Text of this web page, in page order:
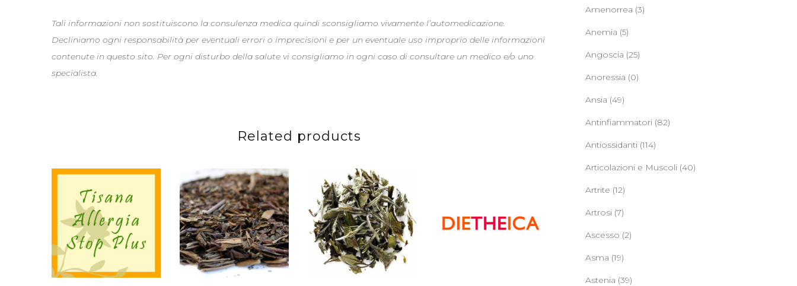
Tali informazioni non sostituiscono la consulenza medica quindi sconsigliamo vivamente l’automedicazione.
Decliniamo ogni responsabilità per eventuali errori o imprecisioni e per un eventuale uso improprio delle informazioni
contenute in questo sito. Per ogni disturbo della salute vi consigliamo in ogni caso di consultare un medico e/o uno
specialista.
Related products
Amenorrea (3)
Anemia (5)
Angoscia (25)
Anoressia (0)
Ansia (49)
Antinfiammatori (82)
Antiossidanti (114)
Articolazioni e Muscoli (40)
Artrite (12)
Artrosi (7)
Ascesso (2)
Asma (19)
Astenia (39)